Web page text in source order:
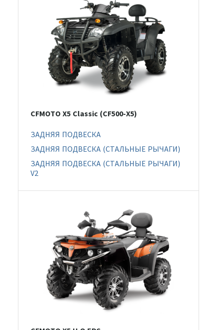
CFMOTO X5 Classic (CF500-X5)
ЗАДНЯЯ ПОДВЕСКА
ЗАДНЯЯ ПОДВЕСКА (СТАЛЬНЫЕ РЫЧАГИ)
ЗАДНЯЯ ПОДВЕСКА (СТАЛЬНЫЕ РЫЧАГИ)
V2